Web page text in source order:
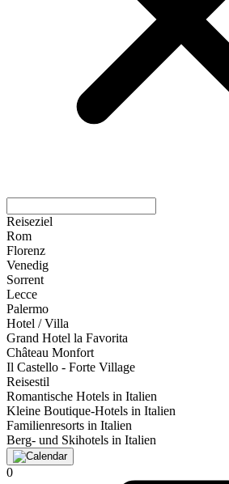
Reiseziel
Rom
Florenz
Venedig
Sorrent
Lecce
Palermo
Hotel / Villa
Grand Hotel la Favorita
Château Monfort
Il Castello - Forte Village
Reisestil
Romantische Hotels in Italien
Kleine Boutique-Hotels in Italien
Familienresorts in Italien
Berg- und Skihotels in Italien
0